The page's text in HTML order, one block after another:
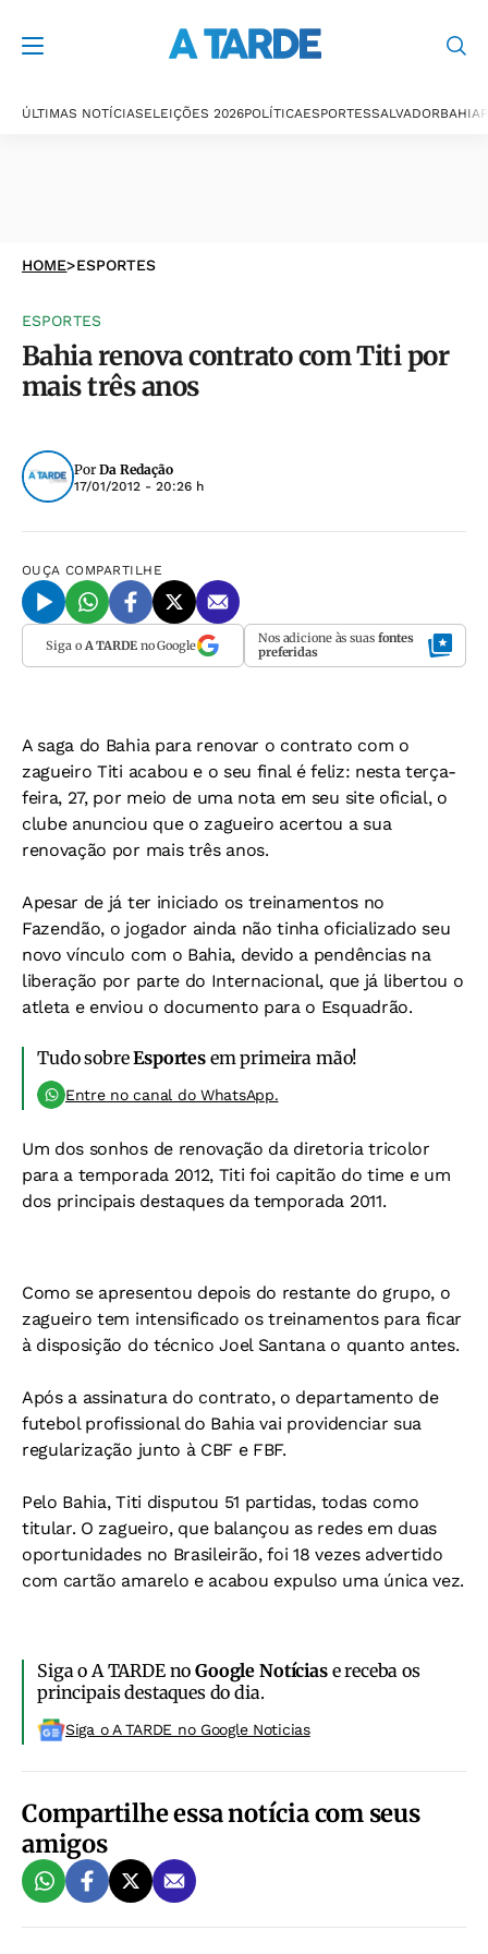
ÚLTIMAS NOTÍCIASELEIÇÕES 2026POLÍTICAESPORTESSALVADORBAHIA
HOME>ESPORTES
ESPORTES
Bahia renova contrato com Titi por
mais três anos
Por Da Redação
17/01/2012 - 20:26 h
OUÇA COMPARTILHE
Siga o A TARDEno Google Nos adicione às suas fontes
preferidas
A saga do Bahia para renovar o contrato com o
zagueiro Titi acabou e o seu final é feliz: nesta terça-
feira, 27, por meio de uma nota em seu site oficial, o
clube anunciou que o zagueiro acertou a sua
renovação por mais três anos.
Apesar de já ter iniciado os treinamentos no
Fazendão, o jogador ainda não tinha oficializado seu
novo vínculo com o Bahia, devido a pendências na
liberação por parte do Internacional, que já libertou o
atleta e enviou o documento para o Esquadrão.
Tudo sobreEsportesem primeira mão!
Entre no canal do WhatsApp.
Um dos sonhos de renovação da diretoria tricolor
para a temporada 2012, Titi foi capitão do time e um
dos principais destaques da temporada 2011.
Como se apresentou depois do restante do grupo, o
zagueiro tem intensificado os treinamentos para ficar
à disposição do técnico Joel Santana o quanto antes.
Após a assinatura do contrato, o departamento de
futebol profissional do Bahia vai providenciar sua
regularização junto à CBF e FBF.
Pelo Bahia, Titi disputou 51 partidas, todas como
titular. O zagueiro, que balançou as redes em duas
oportunidades no Brasileirão, foi 18 vezes advertido
com cartão amarelo e acabou expulso uma única vez.
Siga o A TARDE noGoogle Notíciase receba os
principais destaques do dia.
Siga o A TARDE no Google Noticias
Compartilhe essa notícia com seus
amigos